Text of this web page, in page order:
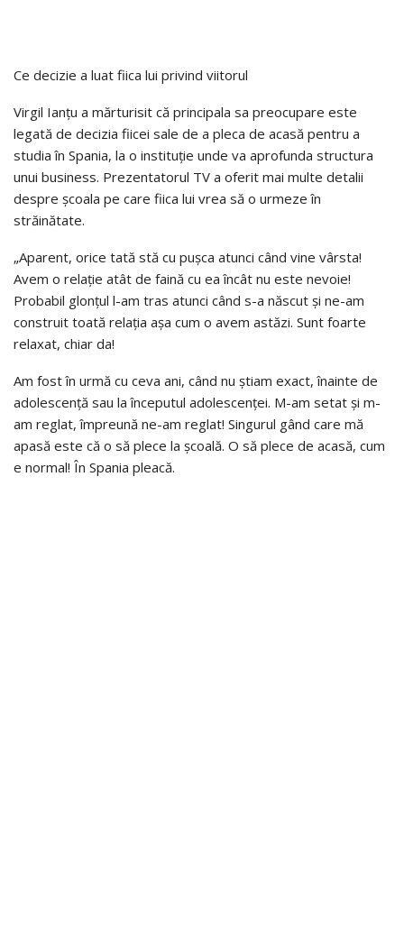
Ce decizie a luat fiica lui privind viitorul
Virgil Ianțu a mărturisit că principala sa preocupare este
legată de decizia fiicei sale de a pleca de acasă pentru a
studia în Spania, la o instituție unde va aprofunda structura
unui business. Prezentatorul TV a oferit mai multe detalii
despre școala pe care fiica lui vrea să o urmeze în
străinătate.
„Aparent, orice tată stă cu pușca atunci când vine vârsta!
Avem o relație atât de faină cu ea încât nu este nevoie!
Probabil glonțul l-am tras atunci când s-a născut și ne-am
construit toată relația așa cum o avem astăzi. Sunt foarte
relaxat, chiar da!
Am fost în urmă cu ceva ani, când nu știam exact, înainte de
adolescență sau la începutul adolescenței. M-am setat și m-
am reglat, împreună ne-am reglat! Singurul gând care mă
apasă este că o să plece la școală. O să plece de acasă, cum
e normal! În Spania pleacă.